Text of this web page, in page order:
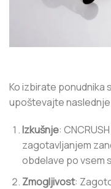
Ko izbirate ponudnika
upoštevajte
Izkušnje:
zagotavljanjem
obdelave po vsem
Zmogljivost: